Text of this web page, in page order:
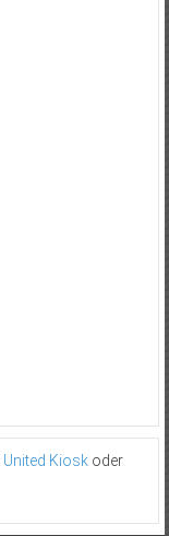
United Kioskoder